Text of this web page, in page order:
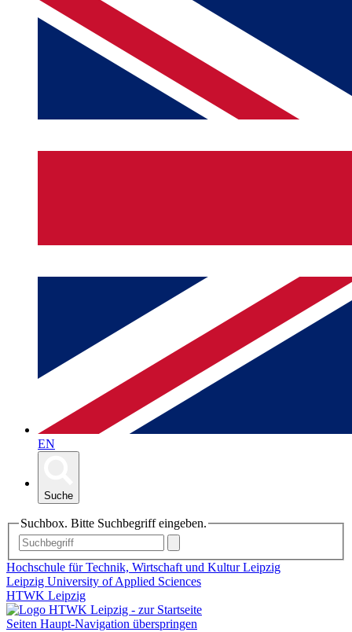
EN
Suche
Suchbox. Bitte Suchbegriff eingeben.
Hochschule für Technik, Wirtschaft und Kultur Leipzig
Leipzig University of Applied Sciences
HTWK Leipzig
Seiten Haupt-Navigation überspringen